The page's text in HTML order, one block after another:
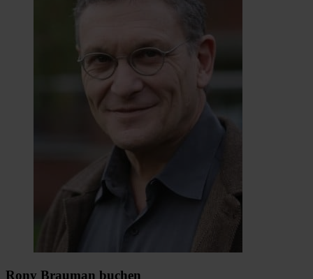
Rony Brauman buchen